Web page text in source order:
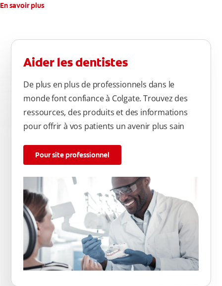
En savoir plus
Aider les dentistes
De plus en plus de professionnels dans le
monde font confiance à Colgate. Trouvez des
ressources, des produits et des informations
pour offrir à vos patients un avenir plus sain
Pour site professionnel